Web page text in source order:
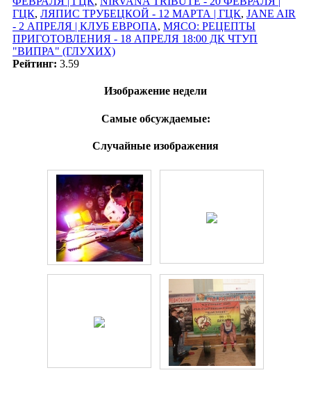
ГЦК, ЛЯПИС ТРУБЕЦКОЙ - 12 МАРТА | ГЦК, JANE AIR
- 2 АПРЕЛЯ | КЛУБ ЕВРОПА, МЯСО: РЕЦЕПТЫ
ПРИГОТОВЛЕНИЯ - 18 АПРЕЛЯ 18:00 ДК ЧТУП
"ВИПРА" (ГЛУХИХ)
Рейтинг: 3.59
Изображение недели
Самые обсуждаемые:
Случайные изображения